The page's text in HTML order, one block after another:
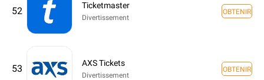
52
Ticketmaster
Divertissement
OBTENIR
53
AXS Tickets
Divertissement
OBTENIR